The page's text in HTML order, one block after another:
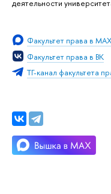
деятельности
Факультет права в MAX
Факультет права в ВК
ТГ-канал факультета